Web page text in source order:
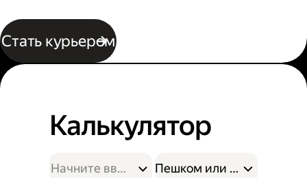
Стать курьером
Калькулятор
Пешком или на